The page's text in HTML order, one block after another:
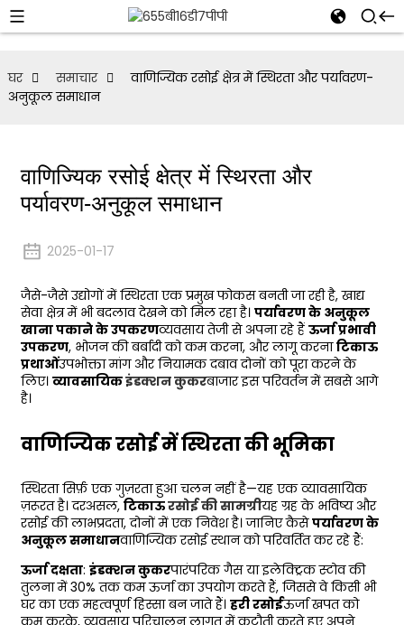
घर समाचार
वाणिज्यिक रसोई क्षेत्र में स्थिरता और पर्यावरण-
अनुकूल समाधान
वाणिज्यिक रसोई क्षेत्र में स्थिरता और
पर्यावरण-अनुकूल समाधान
2025-01-17
जैसे-जैसे उद्योगों में स्थिरता एक प्रमुख फोकस बनती जा रही है, खाद्य
सेवा क्षेत्र में भी बदलाव देखने को मिल रहा है। पर्यावरण के अनुकूल
खाना पकाने के उपकरणव्यवसाय तेजी से अपना रहे हैं ऊर्जा प्रभावी
उपकरण, भोजन की बर्बादी को कम करना, और लागू करनाटिकाऊ
प्रथाओंउपभोक्ता मांग और नियामक दबाव दोनों को पूरा करने के
लिए। व्यावसायिकइंडक्शन कुकरबाजार इस परिवर्तन में सबसे आगे
है।
वाणिज्यिक रसोई में स्थिरता की भूमिका
स्थिरता सिर्फ़ एक गुज़रता हुआ चलन नहीं है—यह एक व्यावसायिक
ज़रूरत है। दरअसल, टिकाऊरसोई की सामग्रीयह ग्रह के भविष्य और
रसोई की लाभप्रदता, दोनों में एक निवेश है। जानिए कैसेपर्यावरण के
अनुकूल समाधानवाणिज्यिक रसोई स्थान को परिवर्तित कर रहे हैं:
ऊर्जा दक्षता: इंडक्शन कुकरपारंपरिक गैस या इलेक्ट्रिक स्टोव की
तुलना में 30% तक कम ऊर्जा का उपयोग करते हैं, जिससे वे किसी भी
घर का एक महत्वपूर्ण हिस्सा बन जाते हैं। हरी रसोईऊर्जा खपत को